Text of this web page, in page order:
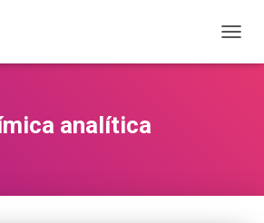
analítica